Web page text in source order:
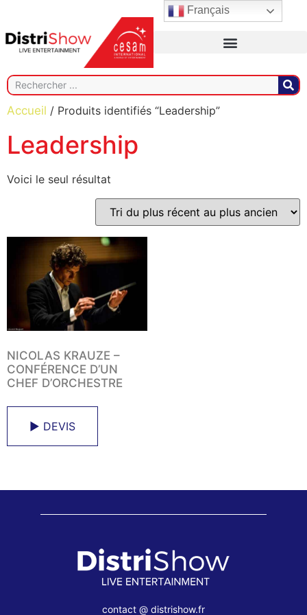
Accueil / Produits identifiés “Leadership”
Leadership
Voici le seul résultat
NICOLAS KRAUZE –
CONFÉRENCE D’UN
CHEF D’ORCHESTRE
► DEVIS
contact @ distrishow.fr
Français